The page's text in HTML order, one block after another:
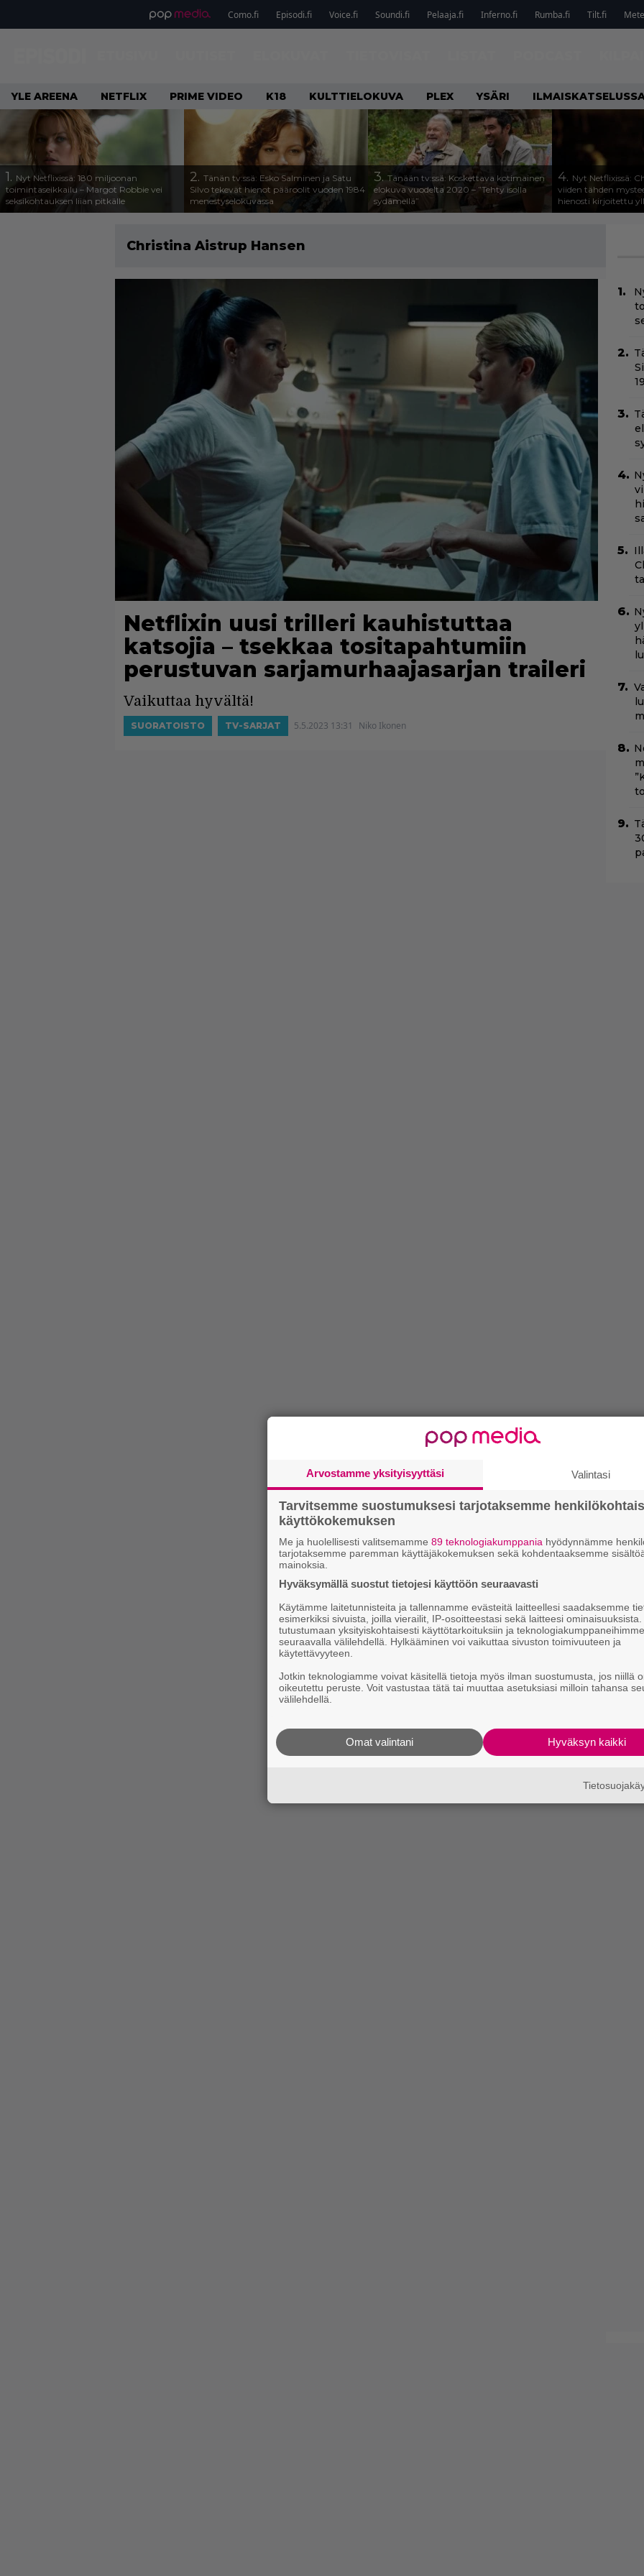
Como.fi Episodi.fi Voice.fi Soundi.fi Pelaaja.fi Inferno.fi Rumba.fi Tilt.fi
YLE AREENA NETFLIX PRIME VIDEO K18 KULTTIELOKUVA PLEX YSÄRI
1. Nyt Netflixissä: 180 miljoonan
toimintaseikkailu – Margot Robbie vei
seksikohtauksen liian pitkälle
2. Tänän tv:ssä: Esko Salminen ja Satu
Silvo tekevät hienot pääroolit vuoden 1984
menestyselokuvassa
3. Tänään tv:ssä: Koskettava kotimainen
elokuva vuodelta 2020 – ”Tehty isolla
sydämellä”
4. Nyt Netflixissä:
viiden tähden
hienosti kirjoitettu
Christina Aistrup Hansen
Netflixin uusi trilleri kauhistuttaa
katsojia – tsekkaa tositapahtumiin
perustuvan sarjamurhaajasarjan traileri
Vaikuttaa hyvältä!
SUORATOISTO TV-SARJAT 5.5.2023 13:31 Niko Ikonen
Arvostamme yksityisyyttäsi Valintasi
Tarvitsemme suostumuksesi tarjotaksemme
käyttökokemuksen
Me ja huolellisesti valitsemamme 89 teknologiakumppania hyödynnämme
tarjotaksemme paremman käyttäjäkokemuksen sekä kohdentaaksemme
mainoksia.
Hyväksymällä suostut tietojesi käyttöön seuraavasti
Käytämme laitetunnisteita ja tallennamme evästeitä laitteellesi saadaksemme
esimerkiksi sivuista, joilla vierailit, IP-osoitteestasi sekä laitteesi
tutustumaan yksityiskohtaisesti käyttötarkoituksiin ja teknologiakumppaneihimme
seuraavalla välilehdellä. Hylkääminen voi vaikuttaa sivuston toimivuuteen ja
käytettävyyteen.
Jotkin teknologiamme voivat käsitellä tietoja myös ilman suostumusta, jos niillä
oikeutettu peruste. Voit vastustaa tätä tai muuttaa asetuksiasi milloin tahansa
välilehdellä.
Hyväksyn kaikki
Omat valintani